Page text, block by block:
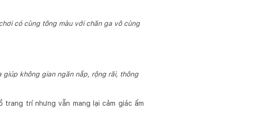
có cùng tông màu với chăn ga vô cùng
không gian ngăn nắp, rộng rãi, thông
trí nhưng vẫn mang lại cảm giác ấm